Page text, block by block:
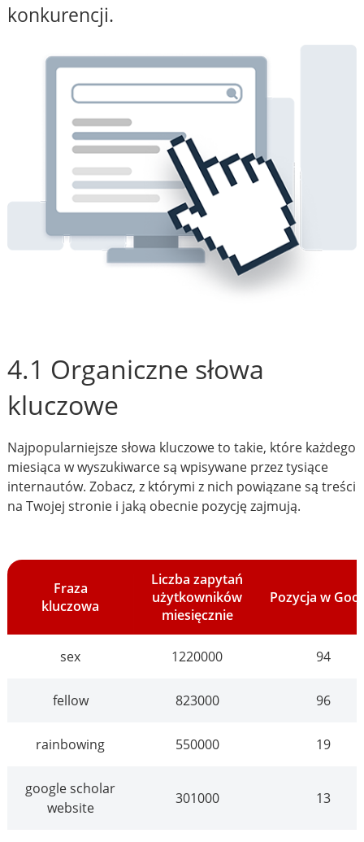
konkurencji.
4.1 Organiczne słowa
kluczowe
Najpopularniejsze słowa kluczowe to takie, które każdego
miesiąca w wyszukiwarce są wpisywane przez tysiące
internautów. Zobacz, z którymi z nich powiązane są treści
na Twojej stronie i jaką obecnie pozycję zajmują.
Fraza
kluczowa
Liczba zapytań
użytkowników
miesięcznie
Pozycja w
sex 1220000 94
fellow 823000 96
rainbowing 550000 19
google scholar
website
301000 13